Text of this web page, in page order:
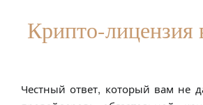
Крипто-лицензия
Честный ответ, который вам не